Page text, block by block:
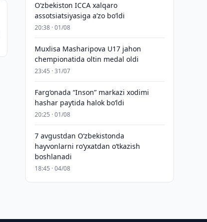
O‘zbekiston ICCA xalqaro
assotsiatsiyasiga aʼzo bo‘ldi
20:38 · 01/08
Muxlisa Masharipova U17 jahon
chempionatida oltin medal oldi
23:45 · 31/07
Farg‘onada “Inson” markazi xodimi
hashar paytida halok bo‘ldi
20:25 · 01/08
7 avgustdan O‘zbekistonda
hayvonlarni ro‘yxatdan o‘tkazish
boshlanadi
18:45 · 04/08